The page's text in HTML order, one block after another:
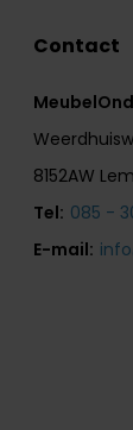
Contact
8152AW
Tel: 085 -
E-mail: